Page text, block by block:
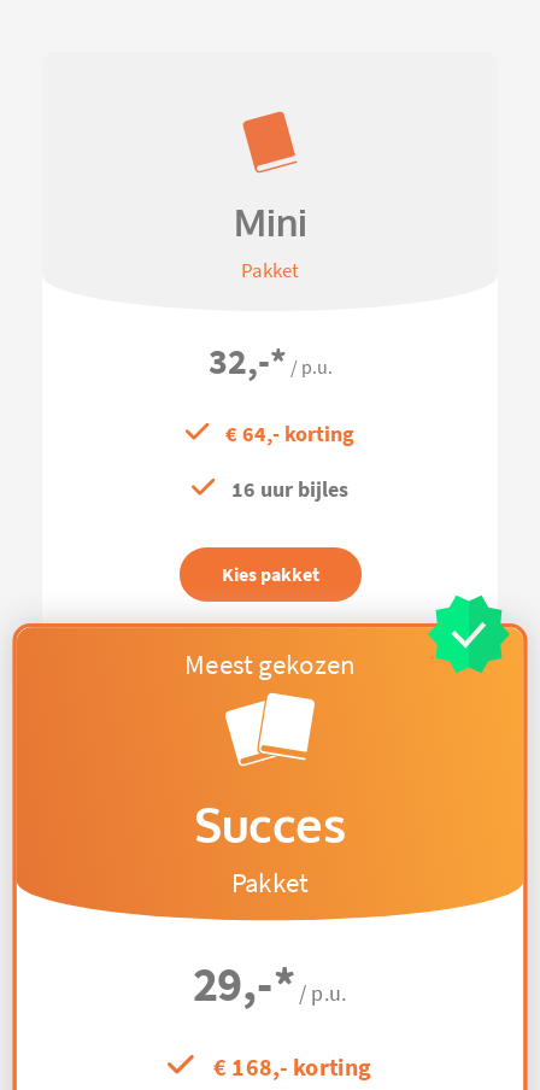
Mini
Pakket
32,-* / p.u.
€ 64,- korting
16 uur bijles
Kies pakket
Succes
Pakket
29,-* / p.u.
€ 168,- korting